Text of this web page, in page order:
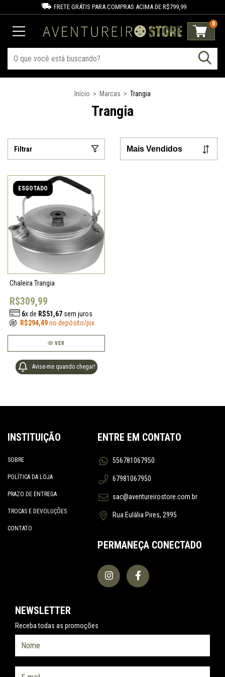
FRETE GRÁTIS PARA COMPRAS ACIMA DE R$799,99
0
Início > Marcas > Trangia
Trangia
Filtrar
ESGOTADO
Chaleira Trangia
R$309,99
6x de R$51,67sem juros
R$294,49no depósito/pix
VER
Avise-me quando chegar!
INSTITUIÇÃO
SOBRE
POLÍTICA DA LOJA
PRAZO DE ENTREGA
TROCAS E DEVOLUÇÕES
CONTATO
ENTRE EM CONTATO
556781067950
67981067950
sac@aventureirostore.com.br
Rua Eulália Pires, 2995
PERMANEÇA CONECTADO
NEWSLETTER
Receba todas as promoções